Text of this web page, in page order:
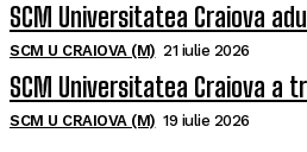
SCM Universitatea Craiova
SCM U CRAIOVA (M) 21 iulie 2026
SCM Universitatea Craiova
SCM U CRAIOVA (M) 19 iulie 2026